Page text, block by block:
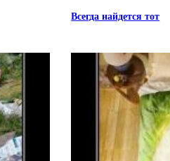
Всегда найдется тот